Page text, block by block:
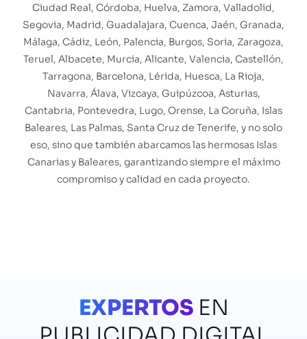
Ciudad Real, Córdoba, Huelva, Zamora, Valladolid,
Segovia, Madrid, Guadalajara, Cuenca, Jaén, Granada,
Málaga, Cádiz, León, Palencia, Burgos, Soria, Zaragoza,
Teruel, Albacete, Murcia, Alicante, Valencia, Castellón,
Tarragona, Barcelona, Lérida, Huesca, La Rioja,
Navarra, Álava, Vizcaya, Guipúzcoa, Asturias,
Cantabria, Pontevedra, Lugo, Orense, La Coruña, Islas
Baleares, Las Palmas, Santa Cruz de Tenerife, y no solo
eso, sino que también abarcamos las hermosas Islas
Canarias y Baleares, garantizando siempre el máximo
compromiso y calidad en cada proyecto.
EXPERTOSEN